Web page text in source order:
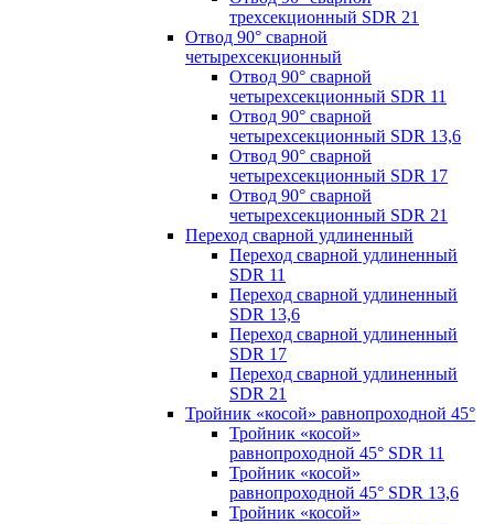
трехсекционный SDR 21
Отвод 90° сварной
четырехсекционный
Отвод 90° сварной
четырехсекционный SDR 11
Отвод 90° сварной
четырехсекционный SDR 13,6
Отвод 90° сварной
четырехсекционный SDR 17
Отвод 90° сварной
четырехсекционный SDR 21
Переход сварной удлиненный
Переход сварной удлиненный
SDR 11
Переход сварной удлиненный
SDR 13,6
Переход сварной удлиненный
SDR 17
Переход сварной удлиненный
SDR 21
Тройник «косой» равнопроходной 45°
Тройник «косой»
равнопроходной 45° SDR 11
Тройник «косой»
равнопроходной 45° SDR 13,6
Тройник «косой»